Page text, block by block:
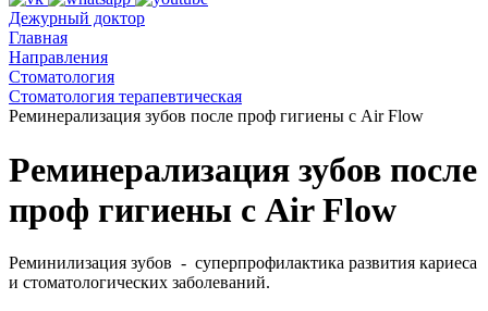
Дежурный доктор
Главная
Направления
Стоматология
Стоматология терапевтическая
Реминерализация зубов после проф гигиены с Air Flow
Реминерализация зубов после
проф гигиены с Air Flow
Реминилизация зубов - суперпрофилактика развития кариеса
и стоматологических заболеваний.